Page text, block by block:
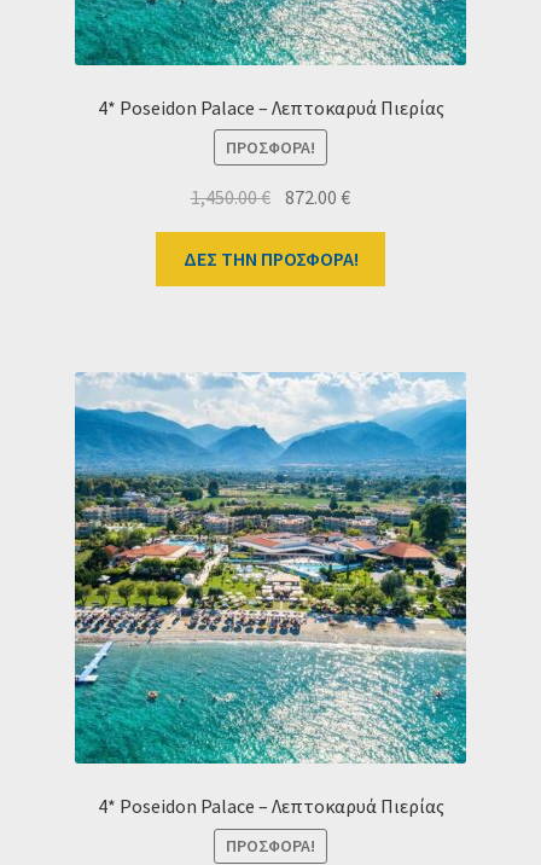
4* Poseidon Palace – Λεπτοκαρυά Πιερίας
ΠΡΟΣΦΟΡΆ!
1,450.00€ Original
was:
1,450.00 €.
872.00€Η
τιμή
είναι:
ΔΕΣ ΤΗΝ ΠΡΟΣΦΟΡΑ!
4* Poseidon Palace – Λεπτοκαρυά Πιερίας
ΠΡΟΣΦΟΡΆ!